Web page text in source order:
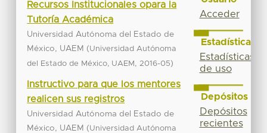
Recursos Institucionales opara la
Tutoría Académica
Universidad Autónoma del Estado de
México, UAEM (Universidad Autónoma
del Estado de México, UAEM , 2016-05)
Instructivo para que los mentores
realicen sus registros
Universidad Autónoma del Estado de
México, UAEM (Universidad Autónoma
Acceder
Estadísticas
Estadísticas
de uso
Depósitos
Depósitos
recientes